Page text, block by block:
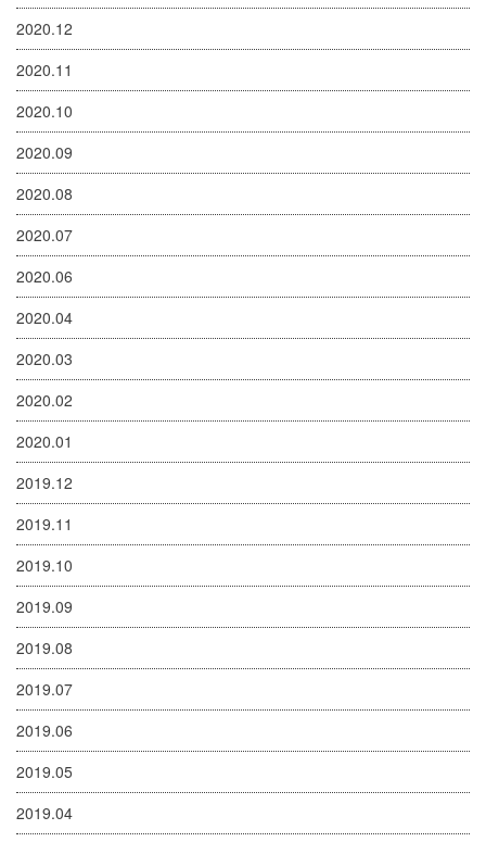
2020.12
2020.11
2020.10
2020.09
2020.08
2020.07
2020.06
2020.04
2020.03
2020.02
2020.01
2019.12
2019.11
2019.10
2019.09
2019.08
2019.07
2019.06
2019.05
2019.04